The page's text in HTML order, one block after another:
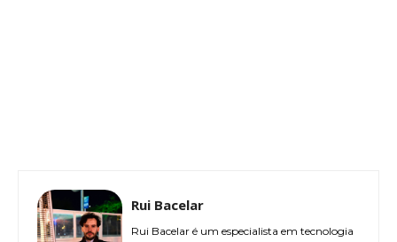
Rui Bacelar
Rui Bacelar é um especialista em tecnologia